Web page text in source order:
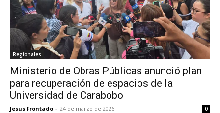
Regionales
Ministerio de Obras Públicas anunció plan
para recuperación de espacios de la
Universidad de Carabobo
Jesus Frontado - 24 de marzo de 2026 0